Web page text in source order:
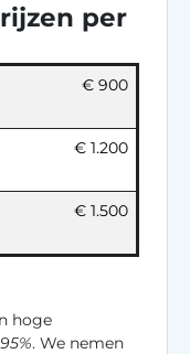
per
€ 900
€ 1.200
€ 1.500
hoge
. We nemen